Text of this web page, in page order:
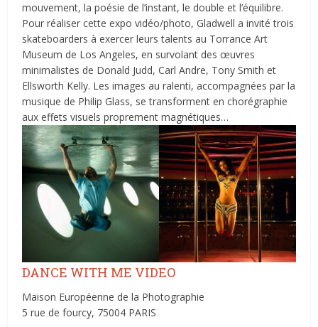
mouvement, la poésie de l’instant, le double et l’équilibre.
Pour réaliser cette expo vidéo/photo, Gladwell a invité trois
skateboarders à exercer leurs talents au Torrance Art
Museum de Los Angeles, en survolant des œuvres
minimalistes de Donald Judd, Carl Andre, Tony Smith et
Ellsworth Kelly. Les images au ralenti, accompagnées par la
musique de Philip Glass, se transforment en chorégraphie
aux effets visuels proprement magnétiques…
DANCE WITH ME VIDEO
Maison Européenne de la Photographie
5 rue de fourcy, 75004 PARIS